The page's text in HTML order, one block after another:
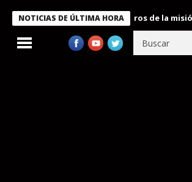
NOTICIAS DE ÚLTIMA HORA
Bukele condecora a miembros de la misión